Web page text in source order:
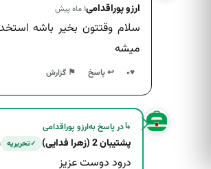
ارزو پوراقدامی۱ ماه پیش
سلام وقتتون بخیر باشه
میشه
♥۰ ↩ پاسخ ⚑ گزارش
↳در پاسخ بهارزو پوراقدامی
پشتیبان 2 (زهرا فدایی) ✓تحریریه ۱
درود دوست عزیز